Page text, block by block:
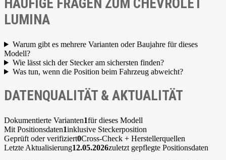
HÄUFIGE FRAGEN ZUM CHEVROLET
LUMINA
Warum gibt es mehrere Varianten oder Baujahre für dieses
Modell?
Wie lässt sich der Stecker am sichersten finden?
Was tun, wenn die Position beim Fahrzeug abweicht?
DATENQUALITÄT & AKTUALITÄT
Dokumentierte Varianten1für dieses Modell
Mit Positionsdaten1inklusive Steckerposition
Geprüft oder verifiziert0Cross-Check + Herstellerquellen
Letzte Aktualisierung12.05.2026zuletzt gepflegte Positionsdaten